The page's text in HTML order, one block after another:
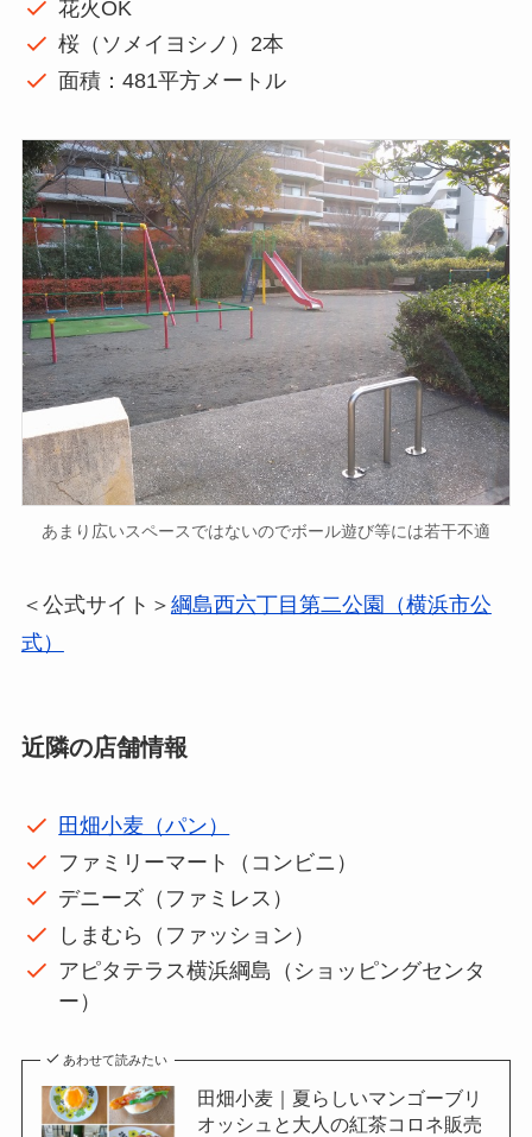
花火OK
桜（ソメイヨシノ）2本
面積：481平方メートル
あまり広いスペースではないのでボール遊び等には若干不適
＜公式サイト＞ 綱島西六丁目第二公園（横浜市公
式）
近隣の店舗情報
田畑小麦（パン）
ファミリーマート（コンビニ）
デニーズ（ファミレス）
しまむら（ファッション）
アピタテラス横浜綱島（ショッピングセンタ
ー）
あわせて読みたい
田畑小麦｜夏らしいマンゴーブリ
オッシュと大人の紅茶コロネ販売